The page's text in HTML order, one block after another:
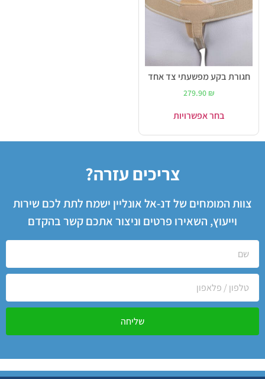
חגורת בקע מפשעתי צד אחד
279.90 ₪
בחר אפשרויות
צריכים עזרה?
צוות המומחים של דנ-אל אונליין ישמח לתת לכם שירות
וייעוץ, השאירו פרטים וניצור אתכם קשר בהקדם
שליחה